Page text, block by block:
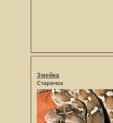
Змейка
Старичок